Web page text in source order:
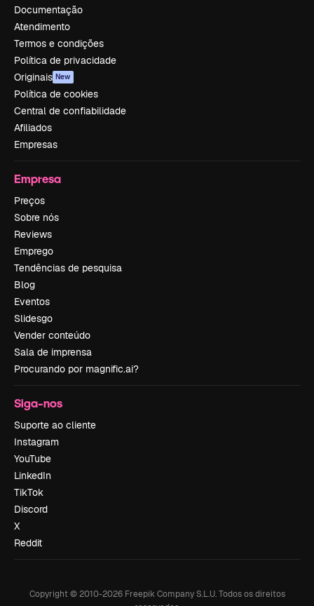
Documentação
Atendimento
Termos e condições
Política de privacidade
Originais New
Política de cookies
Central de confiabilidade
Afiliados
Empresas
Empresa
Preços
Sobre nós
Reviews
Emprego
Tendências de pesquisa
Blog
Eventos
Slidesgo
Vender conteúdo
Sala de imprensa
Procurando por magnific.ai?
Siga-nos
Suporte ao cliente
Instagram
YouTube
LinkedIn
TikTok
Discord
X
Reddit
Copyright © 2010-2026Freepik Company S.L.U. Todos os direitos